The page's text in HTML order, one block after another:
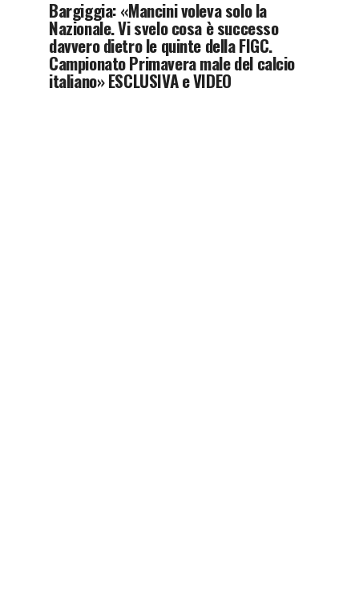
Bargiggia: «Mancini voleva solo la
Nazionale. Vi svelo cosa è successo
davvero dietro le quinte della FIGC.
Campionato Primavera male del calcio
italiano» ESCLUSIVA e VIDEO